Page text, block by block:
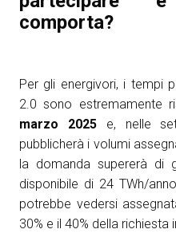
comporta?
Per gli energivori, i tempi
2.0 sono estremamente
marzo 2025e, nelle
pubblicherà i volumi
la domanda supererà di
disponibile di 24 TWh/
potrebbe vedersi
30% e il 40% della richiesta